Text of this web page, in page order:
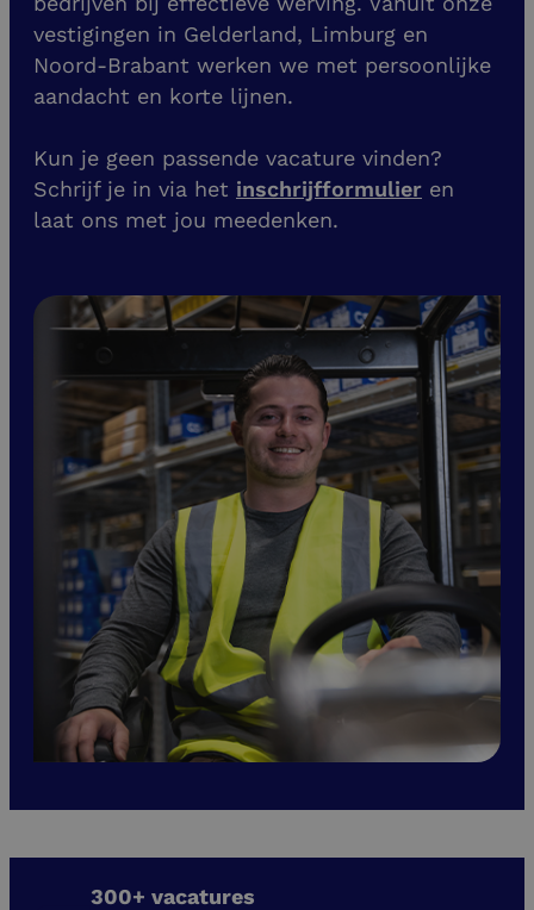
vestigingen in Gelderland, Limburg en
Noord-Brabant werken we met persoonlijke
aandacht en korte lijnen.
Kun je geen passende vacature vinden?
Schrijf je in via het inschrijfformulier en
laat ons met jou meedenken.
300+ vacatures